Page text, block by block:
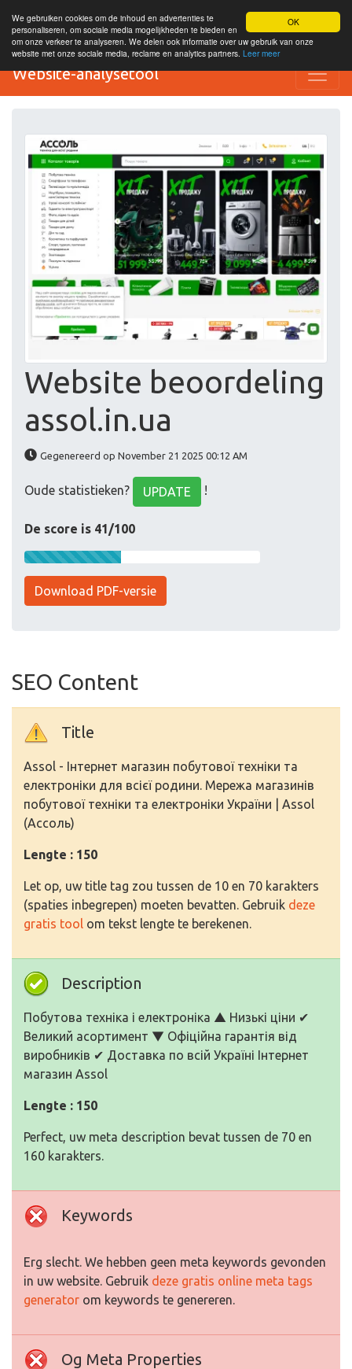
OK
We gebruiken cookies om de inhoud en advertenties te
personaliseren, om sociale media mogelijkheden te bieden en
om onze verkeer te analyseren. We delen ook informatie over uw gebruik van onze
website met onze sociale media, reclame en analytics partners. Leer meer
Website-analysetool
Website beoordeling
assol.in.ua
Gegenereerd op November 21 2025 00:12 AM
Oude statistieken? UPDATE !
De score is 41/100
Download PDF-versie
SEO Content
Title
Assol - Інтернет магазин побутової техніки та
електроніки для всієї родини. Мережа магазинів
побутової техніки та електроніки України | Assol
(Ассоль)
Lengte : 150
Let op, uw title tag zou tussen de 10 en 70 karakters
(spaties inbegrepen) moeten bevatten. Gebruik deze
gratis tool om tekst lengte te berekenen.
Description
Побутова техніка і електроніка ▲ Низькі ціни ✔
Великий асортимент ▼ Офіційна гарантія від
виробників ✔ Доставка по всій Україні Інтернет
магазин Assol
Lengte : 150
Perfect, uw meta description bevat tussen de 70 en
160 karakters.
Keywords
Erg slecht. We hebben geen meta keywords gevonden
in uw website. Gebruik deze gratis online meta tags
generator om keywords te genereren.
Og Meta Properties